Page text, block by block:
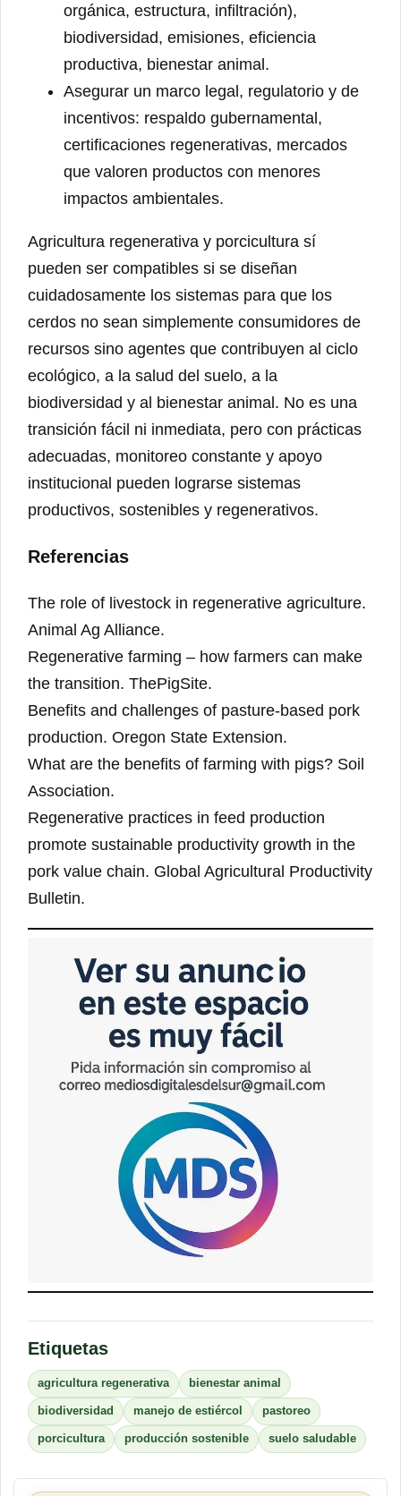
orgánica, estructura, infiltración),
biodiversidad, emisiones, eficiencia
productiva, bienestar animal.
Asegurar un marco legal, regulatorio y de
incentivos: respaldo gubernamental,
certificaciones regenerativas, mercados
que valoren productos con menores
impactos ambientales.
Agricultura regenerativa y porcicultura sí
pueden ser compatibles si se diseñan
cuidadosamente los sistemas para que los
cerdos no sean simplemente consumidores de
recursos sino agentes que contribuyen al ciclo
ecológico, a la salud del suelo, a la
biodiversidad y al bienestar animal. No es una
transición fácil ni inmediata, pero con prácticas
adecuadas, monitoreo constante y apoyo
institucional pueden lograrse sistemas
productivos, sostenibles y regenerativos.
Referencias
The role of livestock in regenerative agriculture.
Animal Ag Alliance.
Regenerative farming – how farmers can make
the transition. ThePigSite.
Benefits and challenges of pasture-based pork
production. Oregon State Extension.
What are the benefits of farming with pigs? Soil
Association.
Regenerative practices in feed production
promote sustainable productivity growth in the
pork value chain. Global Agricultural Productivity
Bulletin.
Etiquetas
agricultura regenerativa bienestar animal
biodiversidad manejo de estiércol pastoreo
porcicultura producción sostenible suelo saludable